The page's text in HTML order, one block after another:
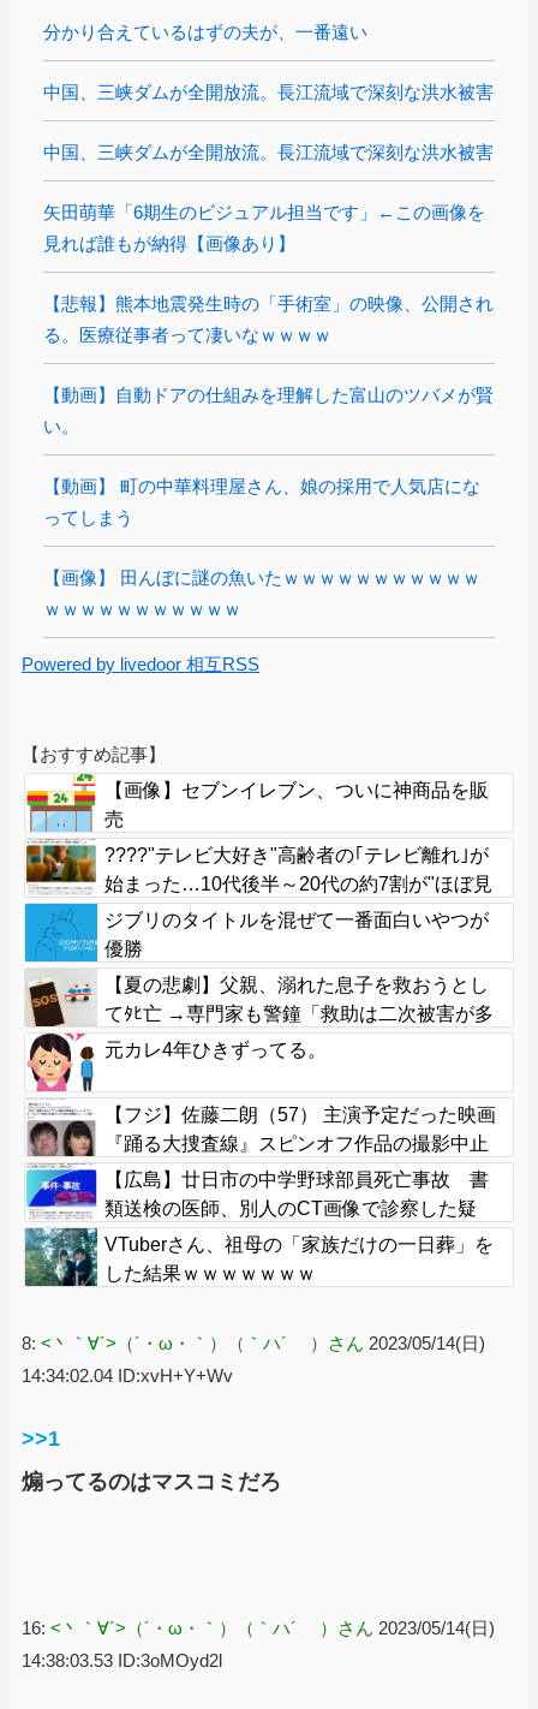
分かり合えているはずの夫が、一番遠い
中国、三峡ダムが全開放流。長江流域で深刻な洪水被害
中国、三峡ダムが全開放流。長江流域で深刻な洪水被害
矢田萌華「6期生のビジュアル担当です」←この画像を
見れば誰もが納得【画像あり】
【悲報】熊本地震発生時の「手術室」の映像、公開され
る。医療従事者って凄いなｗｗｗｗ
【動画】自動ドアの仕組みを理解した富山のツバメが賢
い。
【動画】 町の中華料理屋さん、娘の採用で人気店にな
ってしまう
【画像】 田んぼに謎の魚いたｗｗｗｗｗｗｗｗｗｗｗ
ｗｗｗｗｗｗｗｗｗｗｗ
Powered by livedoor 相互RSS
【おすすめ記事】
【画像】セブンイレブン、ついに神商品を販
売
????"テレビ大好き"高齢者の｢テレビ離れ｣が
始まった…10代後半～20代の約7割が"ほぼ見
ない"
ジブリのタイトルを混ぜて一番面白いやつが
優勝
【夏の悲劇】父親、溺れた息子を救おうとし
てﾀﾋ亡 →専門家も警鐘「救助は二次被害が多
い」
元カレ4年ひきずってる。
【フジ】佐藤二朗（57） 主演予定だった映画
『踊る大捜査線』スピンオフ作品の撮影中止
が正式に決定
【広島】廿日市の中学野球部員死亡事故 書
類送検の医師、別人のCT画像で診察した疑
い 頭部出血に気づかなかった可能性
VTuberさん、祖母の「家族だけの一日葬」を
した結果ｗｗｗｗｗｗｗ
8: <丶｀∀´>（´・ω・｀）（｀ハ´ ）さん 2023/05/14(日)
14:34:02.04 ID:xvH+Y+Wv
>>1
煽ってるのはマスコミだろ
16: <丶｀∀´>（´・ω・｀）（｀ハ´ ）さん 2023/05/14(日)
14:38:03.53 ID:3oMOyd2l